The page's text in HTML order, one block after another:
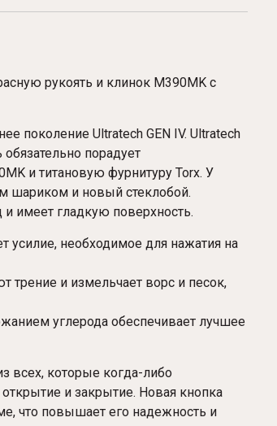
рукоять и клинок M390MK с
поколение Ultratech GEN IV. Ultratech
обязательно порадует
и титановую фурнитуру Torx. У
шариком и новый стеклобой.
имеет гладкую поверхность.
усилие, необходимое для нажатия на
трение и измельчает ворс и песок,
углерода обеспечивает лучшее
всех, которые когда-либо
и закрытие. Новая кнопка
что повышает его надежность и